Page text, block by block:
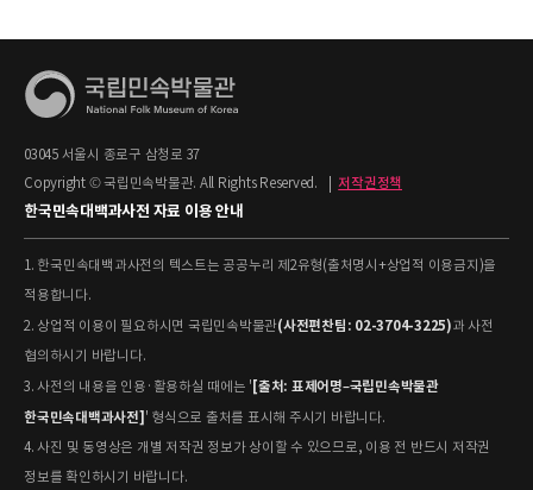
03045 서울시 종로구 삼청로 37
Copyright © 국립민속박물관. All Rights Reserved.
저작권정책
한국민속대백과사전 자료 이용 안내
1. 한국민속대백과사전의 텍스트는 공공누리 제2유형(출처명시+상업적 이용금지)을
적용합니다.
2. 상업적 이용이 필요하시면 국립민속박물관(사전편찬팀: 02-3704-3225)과 사전
협의하시기 바랍니다.
3. 사전의 내용을 인용·활용하실 때에는 ' [출처: 표제어명–국립민속박물관
한국민속대백과사전] ' 형식으로 출처를 표시해 주시기 바랍니다.
4. 사진 및 동영상은 개별 저작권 정보가 상이할 수 있으므로, 이용 전 반드시 저작권
정보를 확인하시기 바랍니다.